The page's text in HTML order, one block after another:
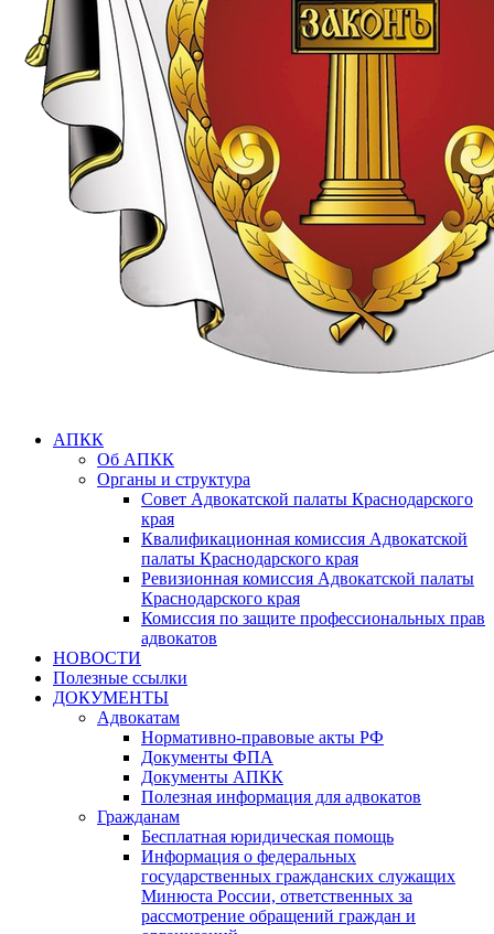
АПКК
Об АПКК
Органы и структура
Совет Адвокатской палаты Краснодарского
края
Квалификационная комиссия Адвокатской
палаты Краснодарского края
Ревизионная комиссия Адвокатской палаты
Краснодарского края
Комиссия по защите профессиональных прав
адвокатов
НОВОСТИ
Полезные ссылки
ДОКУМЕНТЫ
Адвокатам
Нормативно-правовые акты РФ
Документы ФПА
Документы АПКК
Полезная информация для адвокатов
Гражданам
Бесплатная юридическая помощь
Информация о федеральных
государственных гражданских служащих
Минюста России, ответственных за
рассмотрение обращений граждан и